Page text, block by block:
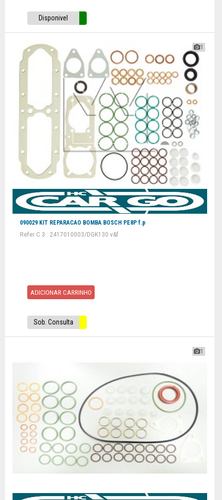
Disponivel
1
090029 KIT REPARACAO BOMBA BOSCH PE8P f.p
Refer C 3 : 2417010003/DGK130 v&f
ADICIONAR CARRINHO
Sob. Consulta
1